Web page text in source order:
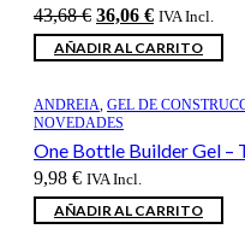
43,68€ El
precio
original
43,68 €.
36,06 €El
precio
actual
36,06 €.
IVA Incl.
AÑADIR AL CARRITO
ANDREIA, GEL DE
NOVEDADES
One Bottle Builder Gel –
9,98 € IVA Incl.
AÑADIR AL CARRITO